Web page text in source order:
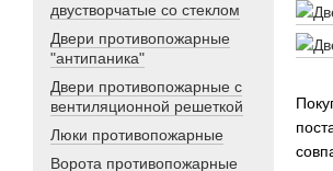
двустворчатые со стеклом
Двери противопожарные
"антипаника"
Двери противопожарные с
вентиляционной решеткой
Люки противопожарные
Ворота противопожарные